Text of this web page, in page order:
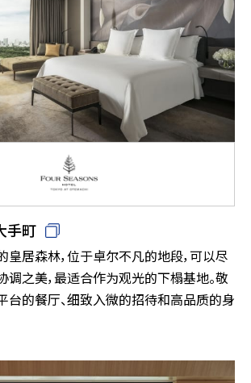
手町
居森林，位于卓尔不凡的地段，可以尽
之美，最适合作为观光的下榻基地。敬
台的餐厅、细致入微的招待和高品质的身